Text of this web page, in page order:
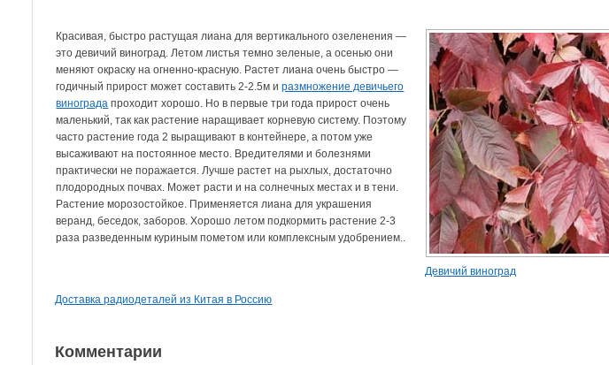
Девичий виноград
Красивая, быстро растущая лиана для вертикального озеленения —
это девичий виноград. Летом листья темно зеленые, а осенью они
меняют окраску на огненно-красную. Растет лиана очень быстро —
годичный прирост может составить 2-2.5м иразмножение девичьего
винограда проходит хорошо. Но в первые три года прирост очень
маленький, так как растение наращивает корневую систему. Поэтому
часто растение года 2 выращивают в контейнере, а потом уже
высаживают на постоянное место. Вредителями и болезнями
практически не поражается. Лучше растет на рыхлых, достаточно
плодородных почвах. Может расти и на солнечных местах и в тени.
Растение морозостойкое. Применяется лиана для украшения
веранд, беседок, заборов. Хорошо летом подкормить растение 2-3
раза разведенным куриным пометом или комплексным удобрением..
Доставка радиодеталей из Китая в Россию
Комментарии